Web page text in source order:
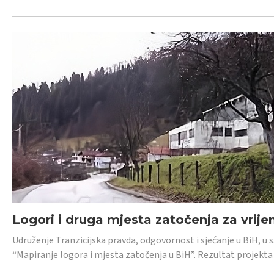
Logori i druga mjesta zatočenja za
Udruženje Tranzicijska pravda, odgovornost i sjećanje u BiH,
“Mapiranje logora i mjesta zatočenja u BiH”. Rezultat